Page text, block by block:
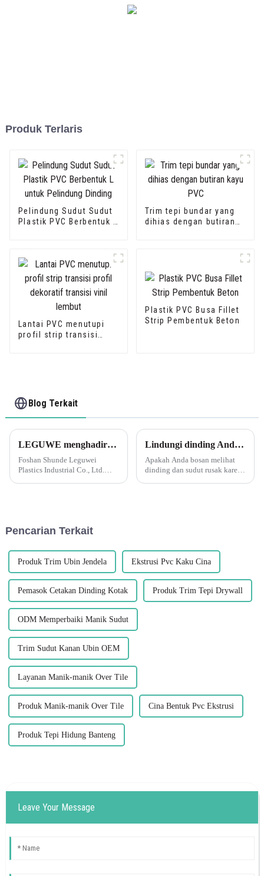
Produk Terlaris
Pelindung Sudut Sudut
Plastik PVC Berbentuk L
Trim tepi bundar yang
dihias dengan butiran
Lantai PVC menutupi
profil strip transisi
Plastik PVC Busa Fillet
Strip Pembentuk Beton
Blog Terkait
LEGUWE menghadirkan solusi plastik inovatif di ARCHIDEX
Foshan Shunde Leguwei
Plastics Industrial Co., Ltd.
akan datang...
Lindungi dinding Anda dengan pelindung sudut plastik PVC berbentuk Leguwe L
Apakah Anda bosan melihat
dinding dan sudut rusak karena
Pencarian Terkait
Produk Trim Ubin Jendela Ekstrusi Pvc Kaku Cina
Pemasok Cetakan Dinding Kotak Produk Trim Tepi Drywall
ODM Memperbaiki Manik Sudut
Trim Sudut Kanan Ubin OEM
Layanan Manik-manik Over Tile
Produk Manik-manik Over Tile Cina Bentuk Pvc Ekstrusi
Produk Tepi Hidung Banteng
Leave Your Message